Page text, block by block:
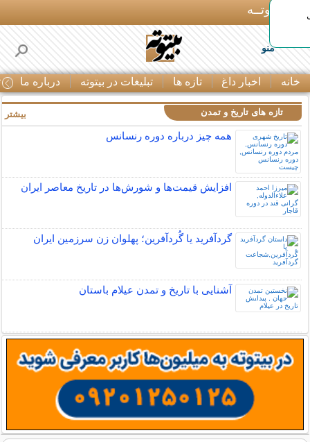
بـیتوتــه
منو
خانه اخبار داغ تازه ها تبلیغات در بیتوته درباره ما
تازه های تاریخ و تمدن
همه چیز درباره دوره رنسانس
افزایش قیمت‌ها و شورش‌ها در تاریخ معاصر ایران
گردآفرید یا گُردآفرین؛ پهلوان زن سرزمین ایران
آشنایی با تاریخ و تمدن عیلام باستان
بیشتر